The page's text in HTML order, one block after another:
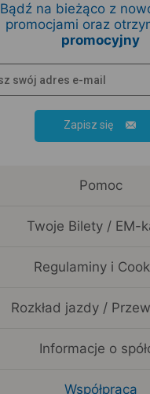
Bądź na bieżąco z
promocjami oraz
promocyjny
Zapisz się
Pomoc
Twoje Bilety / EM-
Regulaminy i
Rozkład jazdy /
Informacje o
Współpraca